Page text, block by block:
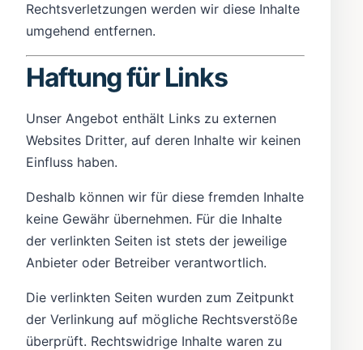
Rechtsverletzungen werden wir diese Inhalte
umgehend entfernen.
Haftung für Links
Unser Angebot enthält Links zu externen
Websites Dritter, auf deren Inhalte wir keinen
Einfluss haben.
Deshalb können wir für diese fremden Inhalte
keine Gewähr übernehmen. Für die Inhalte
der verlinkten Seiten ist stets der jeweilige
Anbieter oder Betreiber verantwortlich.
Die verlinkten Seiten wurden zum Zeitpunkt
der Verlinkung auf mögliche Rechtsverstöße
überprüft. Rechtswidrige Inhalte waren zu